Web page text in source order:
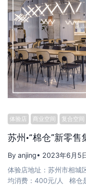
体验店 商业空间 复合空间
苏州·“棉仓”新零
By anjing• 2023年6月5
体验店地址：苏州市相城
均消费：400元/人 棉仓